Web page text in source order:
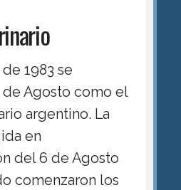
1983 se
Agosto como el
argentino. La
en
del 6 de Agosto
comenzaron los